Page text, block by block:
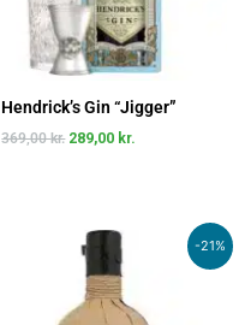
Hendrick’s Gin “Jigger”
369,00kr. 289,00 kr.
-21%
Den
oprindelige
pris
var:
329,00 kr..259,00 kr..